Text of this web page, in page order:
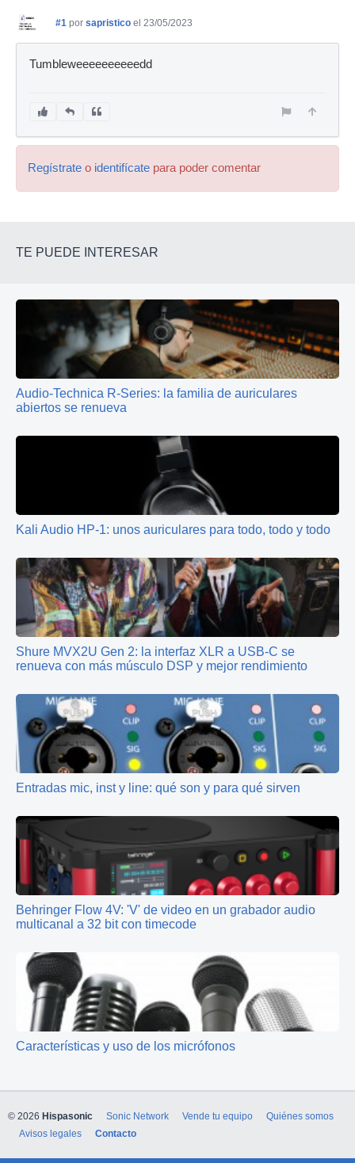
#1 por sapristico el 23/05/2023
Tumbleweeeeeeeeeedd
Regístrate o identifícate para poder comentar
TE PUEDE INTERESAR
Audio-Technica R-Series: la familia de auriculares
abiertos se renueva
Kali Audio HP-1: unos auriculares para todo, todo y todo
Shure MVX2U Gen 2: la interfaz XLR a USB-C se
renueva con más músculo DSP y mejor rendimiento
Entradas mic, inst y line: qué son y para qué sirven
Behringer Flow 4V: 'V' de video en un grabador audio
multicanal a 32 bit con timecode
Características y uso de los micrófonos
© 2026 Hispasonic Sonic Network Vende tu equipo
Quiénes somos
Avisos legales
Contacto